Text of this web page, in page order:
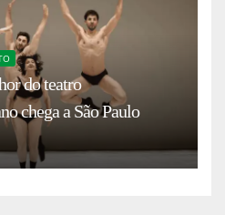
do teatro
chega a São Paulo